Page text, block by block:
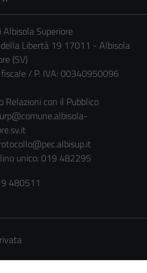
Albisola Superiore
della Libertà 19 17011 - Albisola
(SV)
fiscale / P. IVA: 00340950096
Relazioni con il Pubblico
urp@comune.albisola-
unico: 019 482295
480511